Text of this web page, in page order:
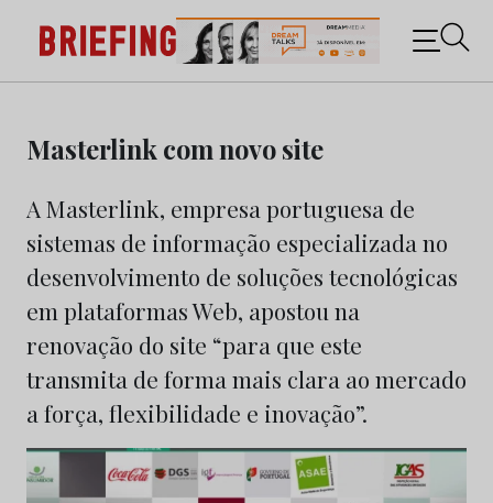
content
Briefing: Todas as notícias sobre os negócios do
Marketing e da Publicidade
Masterlink com novo site
A Masterlink, empresa portuguesa de
sistemas de informação especializada no
desenvolvimento de soluções tecnológicas
em plataformas Web, apostou na
renovação do site “para que este
transmita de forma mais clara ao mercado
a força, flexibilidade e inovação”.